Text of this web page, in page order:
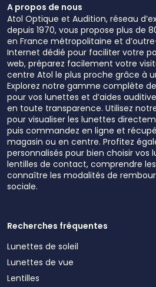
A propos de nous
Atol Optique et Audition, réseau
depuis 1970, vous propose plus de
en France métropolitaine et
Internet dédié pour faciliter votre
web, préparez facilement votre
centre Atol le plus proche grâce à
Explorez notre gamme complète
pour vos lunettes et d’aides
en toute transparence. Utilisez
pour visualiser les lunettes
puis commandez en ligne et
magasin ou en centre. Profitez
personnalisés pour bien choisir vos
lentilles de contact, comprendre
connaître les modalités de
sociale.
Recherches fréquentes
Lunettes de soleil
Lunettes de vue
Lentilles